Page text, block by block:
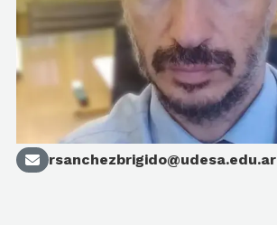
rsanchezbrigido@udesa.edu.ar